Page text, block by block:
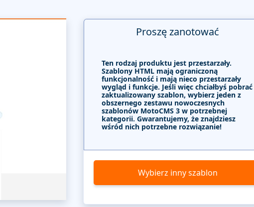
Proszę zanotować
Ten rodzaj produktu jest przestarzały.
Szablony HTML mają ograniczoną
funkcjonalność i mają nieco przestarzały
wygląd i funkcje. Jeśli więc chciałbyś pobrać
zaktualizowany szablon, wybierz jeden z
obszernego zestawu nowoczesnych
szablonów MotoCMS 3 w potrzebnej
kategorii. Gwarantujemy, że znajdziesz
wśród nich potrzebne rozwiązanie!
Wybierz inny szablon